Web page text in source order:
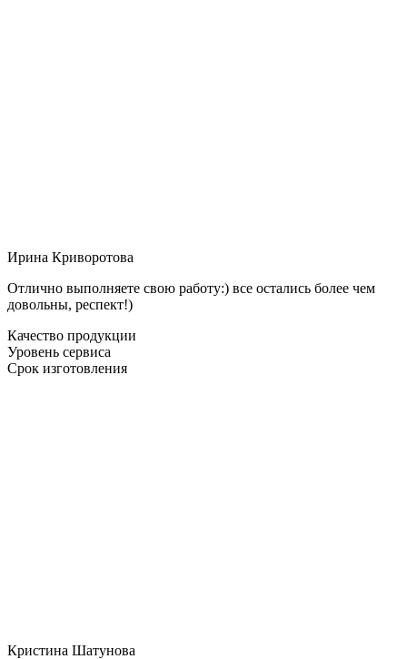
Ирина Криворотова
Отлично выполняете свою работу:) все остались более чем
довольны, респект!)
Качество продукции
Уровень сервиса
Срок изготовления
Кристина Шатунова